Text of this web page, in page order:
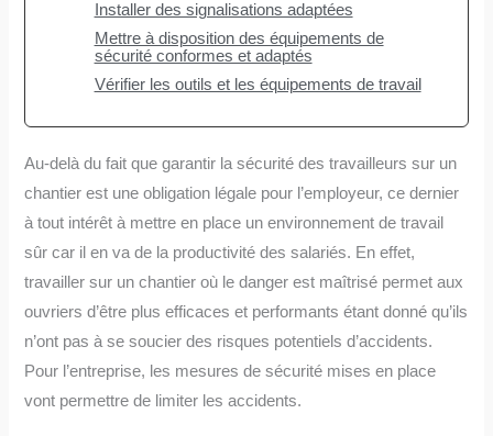
Installer des signalisations adaptées
Mettre à disposition des équipements de
sécurité conformes et adaptés
Vérifier les outils et les équipements de travail
Au-delà du fait que garantir la sécurité des travailleurs sur un
chantier est une obligation légale pour l’employeur, ce dernier
à tout intérêt à mettre en place un environnement de travail
sûr car il en va de la productivité des salariés. En effet,
travailler sur un chantier où le danger est maîtrisé permet aux
ouvriers d’être plus efficaces et performants étant donné qu’ils
n’ont pas à se soucier des risques potentiels d’accidents.
Pour l’entreprise, les mesures de sécurité mises en place
vont permettre de limiter les accidents.